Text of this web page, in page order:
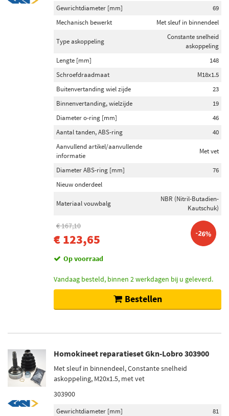
Gewrichtdiameter [mm]
69
Mechanisch bewerkt
Met sleuf in binnendeel
Type askoppeling
Constante snelheid
askoppeling
Lengte [mm]
148
Schroefdraadmaat
M18x1.5
Buitenvertanding wiel zijde
23
Binnenvertanding, wielzijde
19
Diameter o-ring [mm]
46
Aantal tanden, ABS-ring
40
Aanvullend artikel/aanvullende
informatie
Met vet
Diameter ABS-ring [mm]
76
Nieuw onderdeel
Materiaal vouwbalg
NBR (Nitril-Butadien-
Kautschuk)
€ 167,10
€ 123,65 -26%
Op voorraad
Vandaag besteld, binnen 2 werkdagen bij u geleverd.
Bestellen
Homokineet reparatieset Gkn-Lobro 303900
Met sleuf in binnendeel, Constante snelheid
askoppeling, M20x1.5, met vet
303900
Gewrichtdiameter [mm]
81